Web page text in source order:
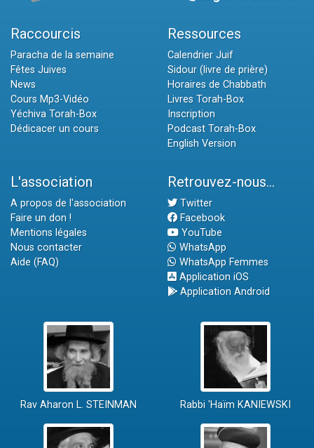
Raccourcis
Paracha de la semaine
Fêtes Juives
News
Cours Mp3-Vidéo
Yéchiva Torah-Box
Dédicacer un cours
Ressources
Calendrier Juif
Sidour (livre de prière)
Horaires de Chabbath
Livres Torah-Box
Inscription
Podcast Torah-Box
English Version
L'association
A propos de l'association
Faire un don !
Mentions légales
Nous contacter
Aide (FAQ)
Retrouvez-nous...
Twitter
Facebook
YouTube
WhatsApp
WhatsApp Femmes
Application iOS
Application Android
Rav Aharon L. STEINMAN Rabbi 'Haïm KANIEWSKI